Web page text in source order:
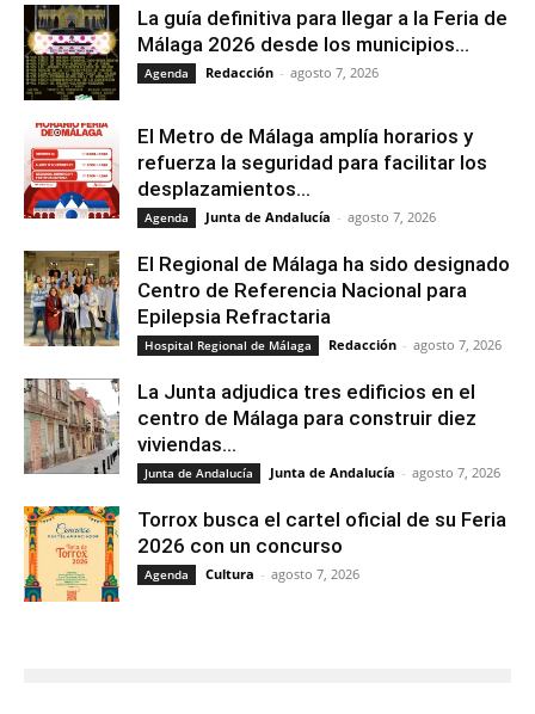
La guía definitiva para llegar a la Feria de
Málaga 2026 desde los municipios...
Agenda Redacción - agosto 7, 2026
El Metro de Málaga amplía horarios y
refuerza la seguridad para facilitar los
desplazamientos...
Agenda Junta de Andalucía - agosto 7, 2026
El Regional de Málaga ha sido designado
Centro de Referencia Nacional para
Epilepsia Refractaria
Hospital Regional de Málaga Redacción - agosto 7, 2026
La Junta adjudica tres edificios en el
centro de Málaga para construir diez
viviendas...
Junta de Andalucía Junta de Andalucía - agosto 7, 2026
Torrox busca el cartel oficial de su Feria
2026 con un concurso
Agenda Cultura - agosto 7, 2026